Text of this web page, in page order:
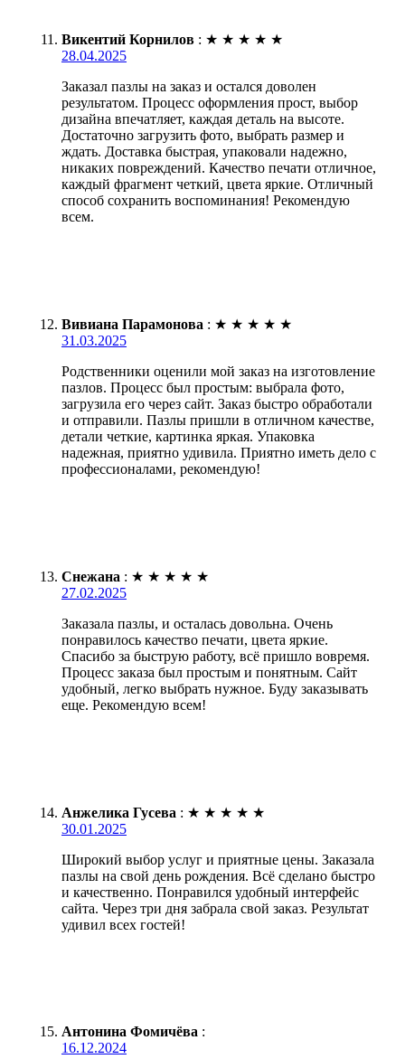
Викентий Корнилов : ★ ★ ★ ★ ★
28.04.2025
Заказал пазлы на заказ и остался доволен
результатом. Процесс оформления прост, выбор
дизайна впечатляет, каждая деталь на высоте.
Достаточно загрузить фото, выбрать размер и
ждать. Доставка быстрая, упаковали надежно,
никаких повреждений. Качество печати отличное,
каждый фрагмент четкий, цвета яркие. Отличный
способ сохранить воспоминания! Рекомендую
всем.
Вивиана Парамонова : ★ ★ ★ ★ ★
31.03.2025
Родственники оценили мой заказ на изготовление
пазлов. Процесс был простым: выбрала фото,
загрузила его через сайт. Заказ быстро обработали
и отправили. Пазлы пришли в отличном качестве,
детали четкие, картинка яркая. Упаковка
надежная, приятно удивила. Приятно иметь дело с
профессионалами, рекомендую!
Снежана : ★ ★ ★ ★ ★
27.02.2025
Заказала пазлы, и осталась довольна. Очень
понравилось качество печати, цвета яркие.
Спасибо за быструю работу, всё пришло вовремя.
Процесс заказа был простым и понятным. Сайт
удобный, легко выбрать нужное. Буду заказывать
еще. Рекомендую всем!
Анжелика Гусева : ★ ★ ★ ★ ★
30.01.2025
Широкий выбор услуг и приятные цены. Заказала
пазлы на свой день рождения. Всё сделано быстро
и качественно. Понравился удобный интерфейс
сайта. Через три дня забрала свой заказ. Результат
удивил всех гостей!
Антонина Фомичёва :
16.12.2024